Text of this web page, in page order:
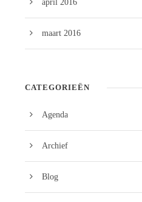
april 2016
maart 2016
CATEGORIEËN
Agenda
Archief
Blog